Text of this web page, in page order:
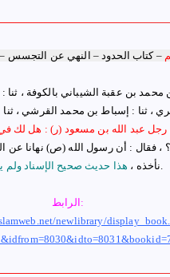
– كتاب الحدود – النهي عن التجسس –
محمد بن عقبة الشيباني بالكوفة ،
، ثنا : إسباط بن محمد القرشي ،
رجل عبد الله بن مسعود (ر): هل لك في
؟ ، فقال : أن رسول الله (ص) نهانا عن
نأخذه ، هذا حديث صحيح الإسناد ولم
الرابط:
newlibrary/